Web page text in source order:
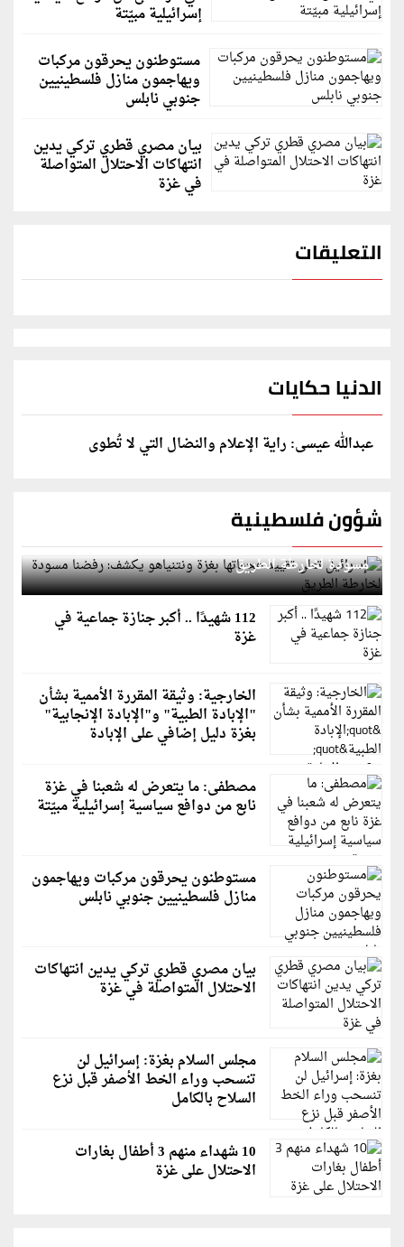
إسرائيلية مبيّتة
مستوطنون يحرقون مركبات
ويهاجمون منازل فلسطينيين
جنوبي نابلس
بيان مصري قطري تركي يدين
انتهاكات الاحتلال المتواصلة
في غزة
التعليقات
الدنيا حكايات
عبدالله عيسى: راية الإعلام والنضال التي لا تُطوى
شؤون فلسطينية
إسرائيل تعلن تقييد هجماتها بغزة ونتنياهو يكشف: رفضنا
مسودة لخارطة الطريق
112 شهيدًا .. أكبر جنازة جماعية في
غزة
الخارجية: وثيقة المقررة الأممية بشأن
"الإبادة الطبية" و"الإبادة الإنجابية"
بغزة دليل إضافي على الإبادة
مصطفى: ما يتعرض له شعبنا في غزة
نابع من دوافع سياسية إسرائيلية مبيّتة
مستوطنون يحرقون مركبات ويهاجمون
منازل فلسطينيين جنوبي نابلس
بيان مصري قطري تركي يدين انتهاكات
الاحتلال المتواصلة في غزة
مجلس السلام بغزة: إسرائيل لن
تنسحب وراء الخط الأصفر قبل نزع
السلاح بالكامل
10 شهداء منهم 3 أطفال بغارات
الاحتلال على غزة